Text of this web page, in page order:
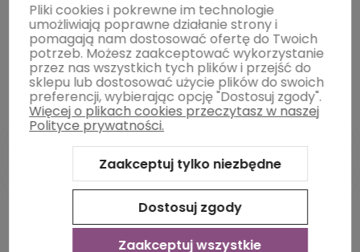
O nas
Sklep internetowy Shoper Premium
Szablon Shoper Modern
3.0™od GrowCommerce
Pliki cookies i pokrewne im technologie
umożliwiają poprawne działanie strony i
pomagają nam dostosować ofertę do Twoich
potrzeb. Możesz zaakceptować wykorzystanie
przez nas wszystkich tych plików i przejść do
sklepu lub dostosować użycie plików do swoich
preferencji, wybierając opcję "Dostosuj zgody".
Więcej o plikach cookies przeczytasz w naszej
Polityce prywatności.
Zaakceptuj tylko niezbędne
Dostosuj zgody
Zaakceptuj wszystkie